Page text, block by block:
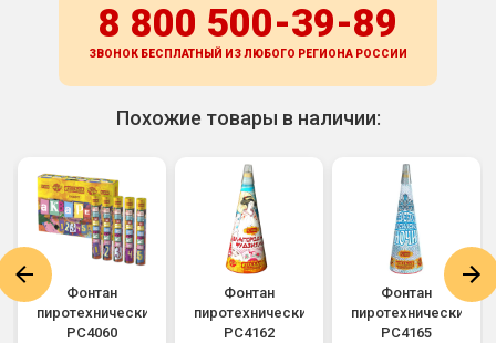
8 800 500-39-89
ЗВОНОК БЕСПЛАТНЫЙ ИЗ ЛЮБОГО РЕГИОНА РОССИИ
Похожие товары в наличии:
Фонтан
пиротехнический
РС4060
Фонтан
пиротехнический
РС4162
Фонтан
пиротехнический
РС4165